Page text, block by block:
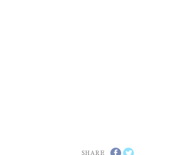
SHARE